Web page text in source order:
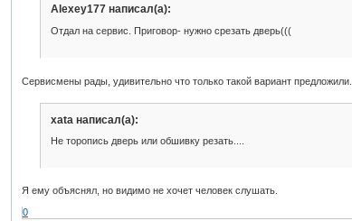
Alexey177 написал(а):
Отдал на сервис. Приговор- нужно срезать дверь(((
Сервисмены рады, удивительно что только такой вариант
xata написал(а):
Не торопись дверь или обшивку резать....
Я ему объяснял, но видимо не хочет человек слушать.
0